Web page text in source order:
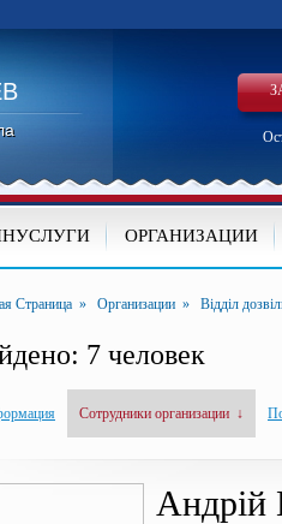
ОРГАНИЗАЦИИ
Страница » Организации » Відділ
7 человек
Сотрудники организации ↓
Андрій